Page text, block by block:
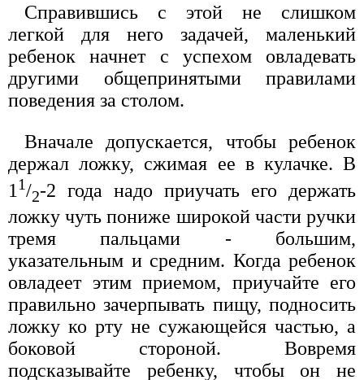
Справившись с этой не слишком
легкой для него задачей, маленький
ребенок начнет с успехом овладевать
другими общепринятыми правилами
поведения за столом.
Вначале допускается, чтобы ребенок
держал ложку, сжимая ее в кулачке. В
1 1/2-2 года надо приучать его держать
ложку чуть пониже широкой части ручки
тремя пальцами - большим,
указательным и средним. Когда ребенок
овладеет этим приемом, приучайте его
правильно зачерпывать пищу, подносить
ложку ко рту не сужающейся частью, а
боковой стороной. Вовремя
подсказывайте ребенку, чтобы он не